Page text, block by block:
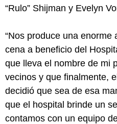
“Rulo” Shijman y Evelyn
“Nos produce una
cena a beneficio del
que lleva el nombre de mi
vecinos y que finalmente,
decidió que sea de esa
que el hospital brinde un
contamos con un equipo